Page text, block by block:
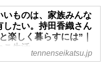
いものは、家族みんな
したい。持田香織さん
楽しく暮らすには”｜
こ生活
護猫「リヴァイ」と「ゴ
tennenseikatsu.jp